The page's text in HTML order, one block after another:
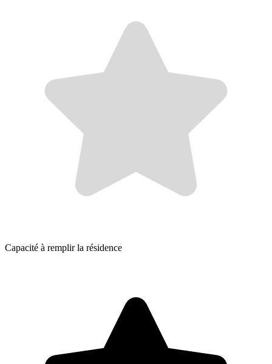
Capacité à remplir la résidence